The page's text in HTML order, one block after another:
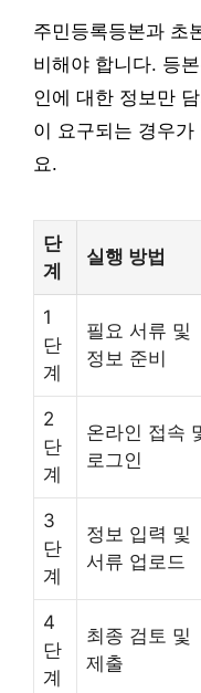
주민등록등본과 초
비해야 합니다. 등
인에 대한 정보만
이 요구되는 경우가
요.
단
계
실행 방법
1
단
계
필요 서류 및
정보 준비
2
단
계
온라인 접속
로그인
3
단
계
정보 입력 및
서류 업로드
4
단
계
최종 검토 및
제출